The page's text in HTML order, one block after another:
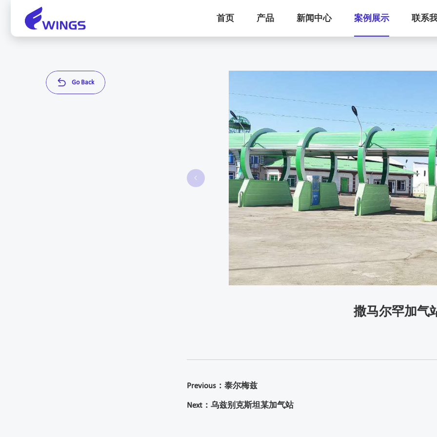
首页 产品 新闻中心 案例展示 联系
 Go Back

撒马尔罕加气
Previous：泰尔梅兹
Next：乌兹别克斯坦某加气站